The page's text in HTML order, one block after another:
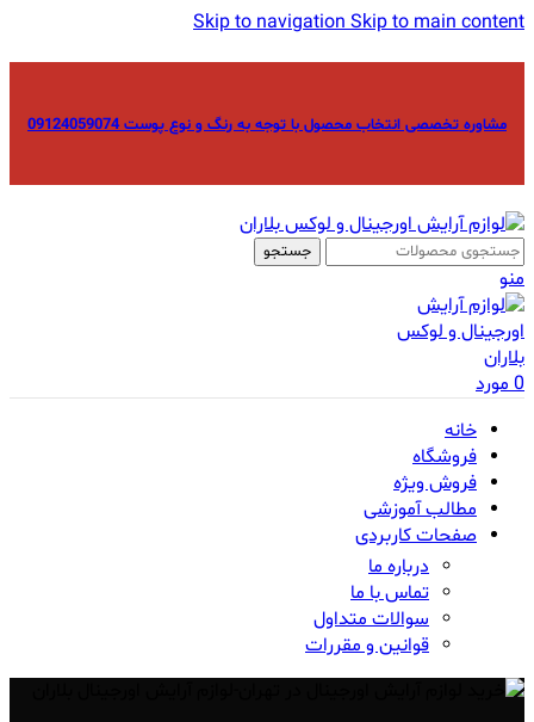
Skip to navigationSkip to main content
مشاوره تخصصی انتخاب محصول با توجه به رنگ و نوع پوست 09124059074
جستجو
منو
0مورد
خانه
فروشگاه
فروش ویژه
مطالب آموزشی
صفحات کاربردی
درباره ما
تماس با ما
سوالات متداول
قوانین و مقررات